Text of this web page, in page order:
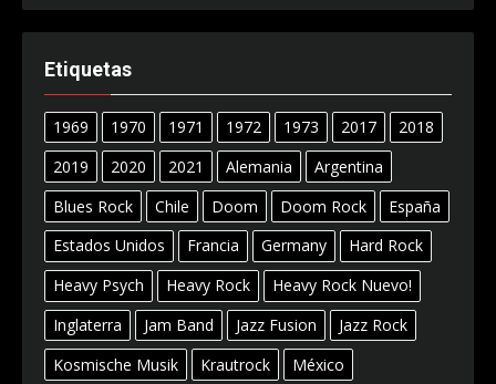
Etiquetas
1969 1970 1971 1972 1973 2017
2018
2019
2020 2021 Alemania
Argentina
Blues Rock
Chile Doom Doom Rock
España
Estados Unidos
Francia Germany
Hard Rock
Heavy Psych
Heavy Rock
Heavy Rock Nuevo!
Inglaterra
Jam Band Jazz Fusion
Jazz Rock
Kosmische Musik
Krautrock
México